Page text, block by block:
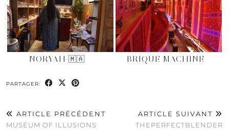
NORYAH 🇲🇦 BRIQUE MACHINE
PARTAGER:
ARTICLE PRÉCÉDENT
MUSÉUM OF ILLUSIONS
ARTICLE SUIVANT
THEPERFECTBLENDER